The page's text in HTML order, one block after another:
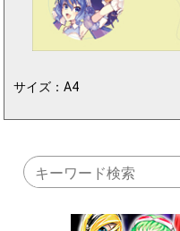
サイズ：A4